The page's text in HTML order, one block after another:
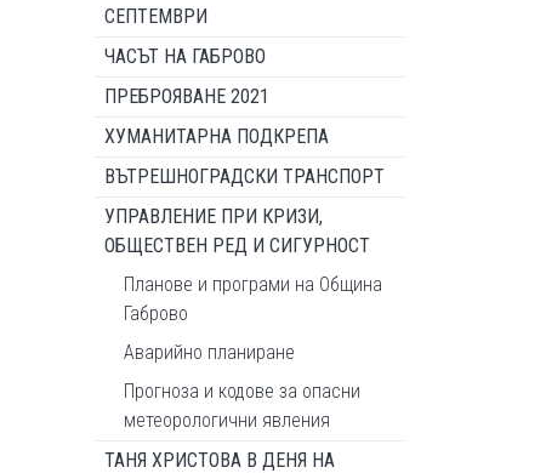
СЕПТЕМВРИ
ЧАСЪТ НА ГАБРОВО
ПРЕБРОЯВАНЕ 2021
ХУМАНИТАРНА ПОДКРЕПА
ВЪТРЕШНОГРАДСКИ ТРАНСПОРТ
УПРАВЛЕНИЕ ПРИ КРИЗИ,
ОБЩЕСТВЕН РЕД И СИГУРНОСТ
Планове и програми на Община
Габрово
Аварийно планиране
Прогноза и кодове за опасни
метеорологични явления
ТАНЯ ХРИСТОВА В ДЕНЯ НА